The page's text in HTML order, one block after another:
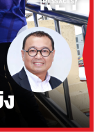
ความสว่าง
อนกลับไปในกาล
ายามศึกษาใน
เควซาร์ทั้งแหล่งที่
วามเหมือนกัน
ขนาดของเวลา